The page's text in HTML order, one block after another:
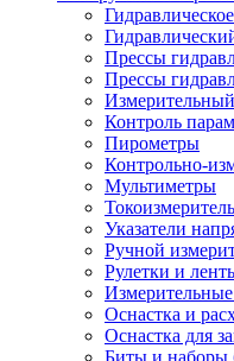
Прессы
Прессы
Контроль
Пирометры
Контрольно-
Мультиметры
Указатели
Ручной
Рулетки и
Измерительные
Оснастка и
Оснастка для
Биты и наборы